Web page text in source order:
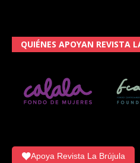
QUIÉNES APOYAN REVISTA
Apoya Revista La Brújula